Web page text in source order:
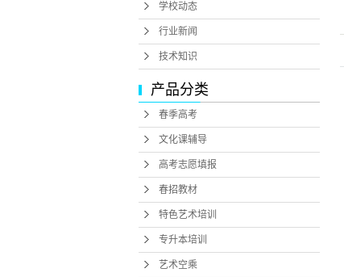
学校动态
行业新闻
技术知识
产品分类
春季高考
文化课辅导
高考志愿填报
春招教材
特色艺术培训
专升本培训
艺术空乘